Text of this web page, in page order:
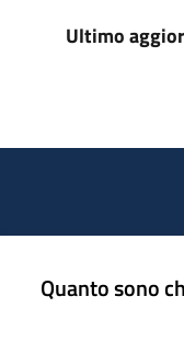
Ultimo
Quanto sono